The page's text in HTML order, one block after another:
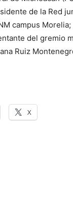
de la Red
campus
del gremio
Ruiz
X